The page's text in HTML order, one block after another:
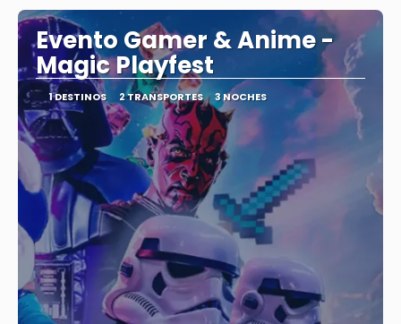
Evento Gamer & Anime -
Magic Playfest
1 DESTINOS 2 TRANSPORTES 3 NOCHES